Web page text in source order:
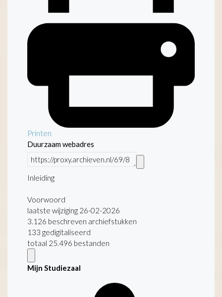
Printen
Duurzaam webadres
Inleiding
Voorwoord
laatste wijziging 26-02-2026
3.126 beschreven archiefstukken
133 gedigitaliseerd
totaal 25.496 bestanden
Mijn Studiezaal